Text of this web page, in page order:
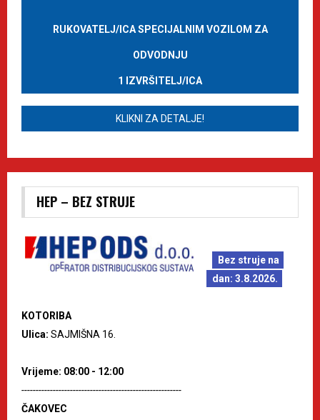
RUKOVATELJ/ICA SPECIJALNIM VOZILOM ZA
ODVODNJU
1 IZVRŠITELJ/ICA
KLIKNI ZA DETALJE!
HEP – BEZ STRUJE
Bez struje na
dan: 3.8.2026.
KOTORIBA
Ulica: SAJMIŠNA 16.
Vrijeme: 08:00 - 12:00
--------------------------------------------------------
ČAKOVEC